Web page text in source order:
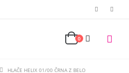
0
HLAČE HELIX 01/00 ČRNA Z BELO